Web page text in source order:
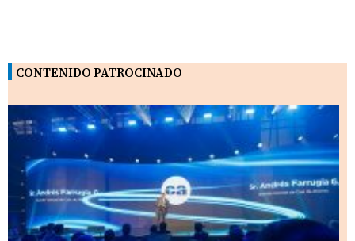
CONTENIDO PATROCINADO